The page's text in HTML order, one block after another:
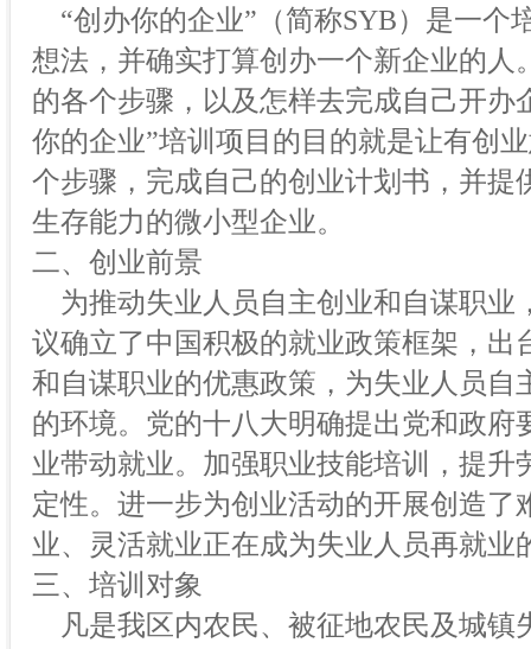
“创办你的企业”（简称SYB）是一个
想法，并确实打算创办一个新企业的
的各个步骤，以及怎样去完成自己开办
你的企业”培训项目的目的就是让有创
个步骤，完成自己的创业计划书，并
生存能力的微小型企业。
二、创业前景
为推动失业人员自主创业和自谋职业
议确立了中国积极的就业政策框架，
和自谋职业的优惠政策，为失业人员
的环境。党的十八大明确提出党和政
业带动就业。加强职业技能培训，提
定性。进一步为创业活动的开展创造
业、灵活就业正在成为失业人员再就业
三、培训对象
凡是我区内农民、被征地农民及城镇